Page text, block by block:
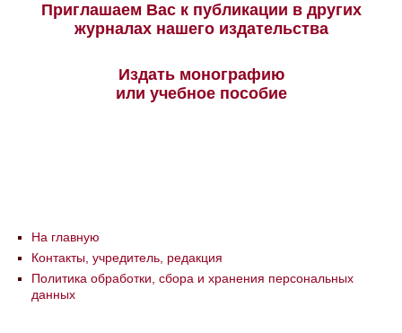
Приглашаем Вас к публикации в других
журналах нашего издательства
Издать монографию
или учебное пособие
На главную
Контакты, учредитель, редакция
Политика обработки, сбора и хранения персональных
данных